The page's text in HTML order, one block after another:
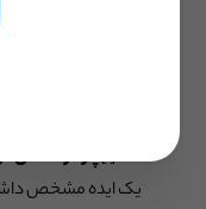
راحت و بدون
و محتوای موردنظرش
نکاتی برای
[ ]پاراگراف‌های
یک ایده مشخص